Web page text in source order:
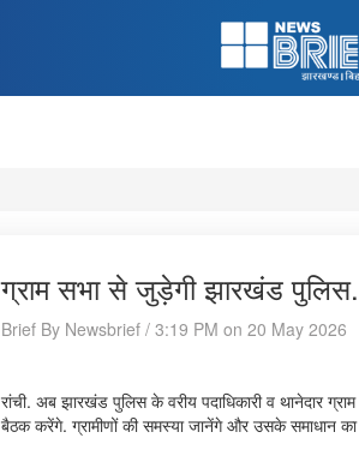
ग्राम सभा से जुड़ेगी झारखंड
Brief By Newsbrief / 3:19 PM on 20 May 2026
रांची. अब झारखंड पुलिस के वरीय पदाधिकारी व थानेदार
बैठक करेंगे. ग्रामीणों की समस्या जानेंगे और उसके समाधान